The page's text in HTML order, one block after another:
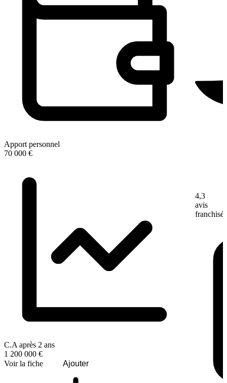
Apport personnel
70 000 €
C.A après 2 ans
1 200 000 €
Voir la fiche
Ajouter
4,3
avis
franchisé